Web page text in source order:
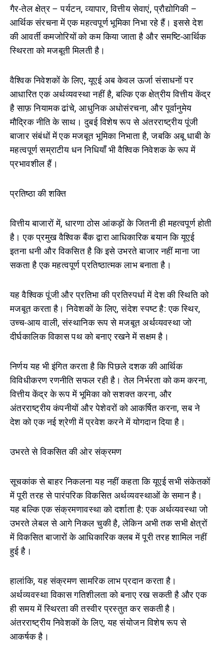
गैर-तेल क्षेत्र – पर्यटन, व्यापार, वित्तीय सेवाएं, प्रौद्योगिकी –
आर्थिक संरचना में एक महत्वपूर्ण भूमिका निभा रहे हैं। इससे देश
की आवर्ती कमजोरियों को कम किया जाता है और समष्टि-आर्थिक
स्थिरता को मजबूती मिलती है।
वैश्विक निवेशकों के लिए, यूएई अब केवल ऊर्जा संसाधनों पर
आधारित एक अर्थव्यवस्था नहीं है, बल्कि एक क्षेत्रीय वित्तीय केंद्र
है साफ़ नियामक ढांचे, आधुनिक अधोसंरचना, और पूर्वानुमेय
मौद्रिक नीति के साथ। दुबई विशेष रूप से अंतरराष्ट्रीय पूंजी
बाजार संबंधों में एक मजबूत भूमिका निभाता है, जबकि अबू धाबी के
महत्वपूर्ण सम्राटीय धन निधियाँ भी वैश्विक निवेशक के रूप में
प्रभावशील हैं।
प्रतिष्ठा की शक्ति
वित्तीय बाजारों में, धारणा ठोस आंकड़ों के जितनी ही महत्वपूर्ण होती
है। एक प्रमुख वैश्विक बैंक द्वारा आधिकारिक बयान कि यूएई
इतना धनी और विकसित है कि इसे उभरते बाजार नहीं माना जा
सकता है एक महत्वपूर्ण प्रतिष्ठात्मक लाभ बनाता है।
यह वैश्विक पूंजी और प्रतिभा की प्रतिस्पर्धा में देश की स्थिति को
मजबूत करता है। निवेशकों के लिए, संदेश स्पष्ट है: एक स्थिर,
उच्च-आय वाली, संस्थानिक रूप से मजबूत अर्थव्यवस्था जो
दीर्घकालिक विकास पथ को बनाए रखने में सक्षम है।
निर्णय यह भी इंगित करता है कि पिछले दशक की आर्थिक
विविधीकरण रणनीति सफल रही है। तेल निर्भरता को कम करना,
वित्तीय केंद्र के रूप में भूमिका को सशक्त करना, और
अंतरराष्ट्रीय कंपनीयों और पेशेवरों को आकर्षित करना, सब ने
देश को एक नई श्रेणी में प्रवेश करने में योगदान दिया है।
उभरते से विकसित की ओर संक्रमण
सूचकांक से बाहर निकलना यह नहीं कहता कि यूएई सभी संकेतकों
में पूरी तरह से पारंपरिक विकसित अर्थव्यवस्थाओं के समान है।
यह बल्कि एक संक्रमणावस्था को दर्शाता है: एक अर्थव्यवस्था जो
उभरते लेबल से आगे निकल चुकी है, लेकिन अभी तक सभी क्षेत्रों
में विकसित बाजारों के आधिकारिक क्लब में पूरी तरह शामिल नहीं
हुई है।
हालांकि, यह संक्रमण सामरिक लाभ प्रदान करता है।
अर्थव्यवस्था विकास गतिशीलता को बनाए रख सकती है और एक
ही समय में स्थिरता की तस्वीर प्रस्तुत कर सकती है।
अंतरराष्ट्रीय निवेशकों के लिए, यह संयोजन विशेष रूप से
आकर्षक है।